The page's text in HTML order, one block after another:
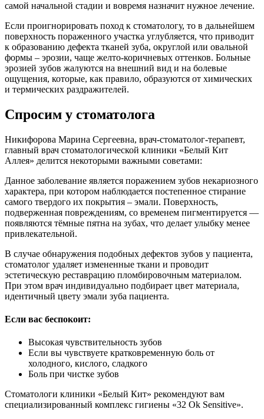
самой начальной стадии и вовремя назначит нужное лечение.
Если проигнорировать поход к стоматологу, то в дальнейшем
поверхность пораженного участка углубляется, что приводит
к образованию дефекта тканей зуба, округлой или овальной
формы – эрозии, чаще желто-коричневых оттенков. Больные
эрозией зубов жалуются на внешний вид и на болевые
ощущения, которые, как правило, образуются от химических
и термических раздражителей.
Спросим у стоматолога
Никифорова Марина Сергеевна, врач-стоматолог-терапевт,
главный врач стоматологической клиники «Белый Кит
Аллея» делится некоторыми важными советами:
Данное заболевание является поражением зубов некариозного
характера, при котором наблюдается постепенное стирание
самого твердого их покрытия – эмали. Поверхность,
подверженная повреждениям, со временем пигментируется —
появляются тёмные пятна на зубах, что делает улыбку менее
привлекательной.
В случае обнаружения подобных дефектов зубов у пациента,
стоматолог удаляет измененные ткани и проводит
эстетическую реставрацию пломбировочным материалом.
При этом врач индивидуально подбирает цвет материала,
идентичный цвету эмали зуба пациента.
Если вас беспокоит:
Высокая чувствительность зубов
Если вы чувствуете кратковременную боль от
холодного, кислого, сладкого
Боль при чистке зубов
Стоматологи клиники «Белый Кит» рекомендуют вам
специализированный комплекс гигиены «32 Ok Sensitive».